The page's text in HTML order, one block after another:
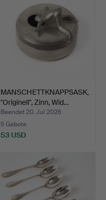
MANSCHETTKNAPPSASK,
"Originell", Zinn, Wid…
Beendet 20. Jul 2026
5 Gebote
53 USD